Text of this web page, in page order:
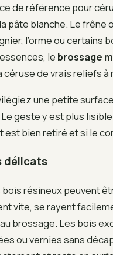
de référence pour
pâte blanche. Le frêne
l’orme ou certains
le brossage
céruse de vrais reliefs à
une petite
geste y est plus
est bien retiré et si le
délicats
bois résineux peuvent
vite, se rayent
brossage. Les bois
ou vernies sans